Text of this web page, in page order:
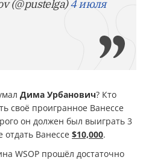
(@pustelga)4 июля
Дима Урбанович? Кто
своё проигранное Ванессе
он должен был выиграть 3
отдать Ванессе $10,000.
WSOP прошёл достаточно